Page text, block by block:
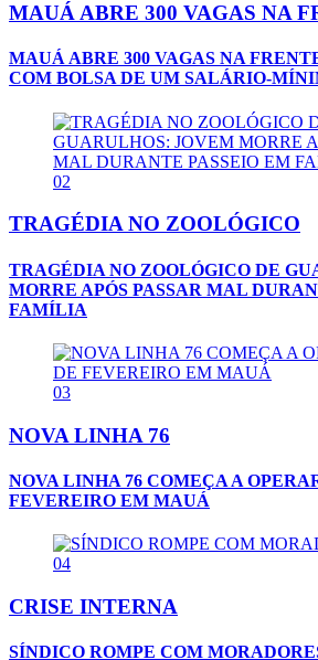
MAUÁ ABRE 300 VAGAS NA
MAUÁ ABRE 300 VAGAS NA
COM BOLSA DE UM SALÁRIO-
02
TRAGÉDIA NO ZOOLÓGICO
TRAGÉDIA NO ZOOLÓGICO DE
MORRE APÓS PASSAR MAL
FAMÍLIA
03
NOVA LINHA 76
NOVA LINHA 76 COMEÇA A
FEVEREIRO EM MAUÁ
04
CRISE INTERNA
SÍNDICO ROMPE COM